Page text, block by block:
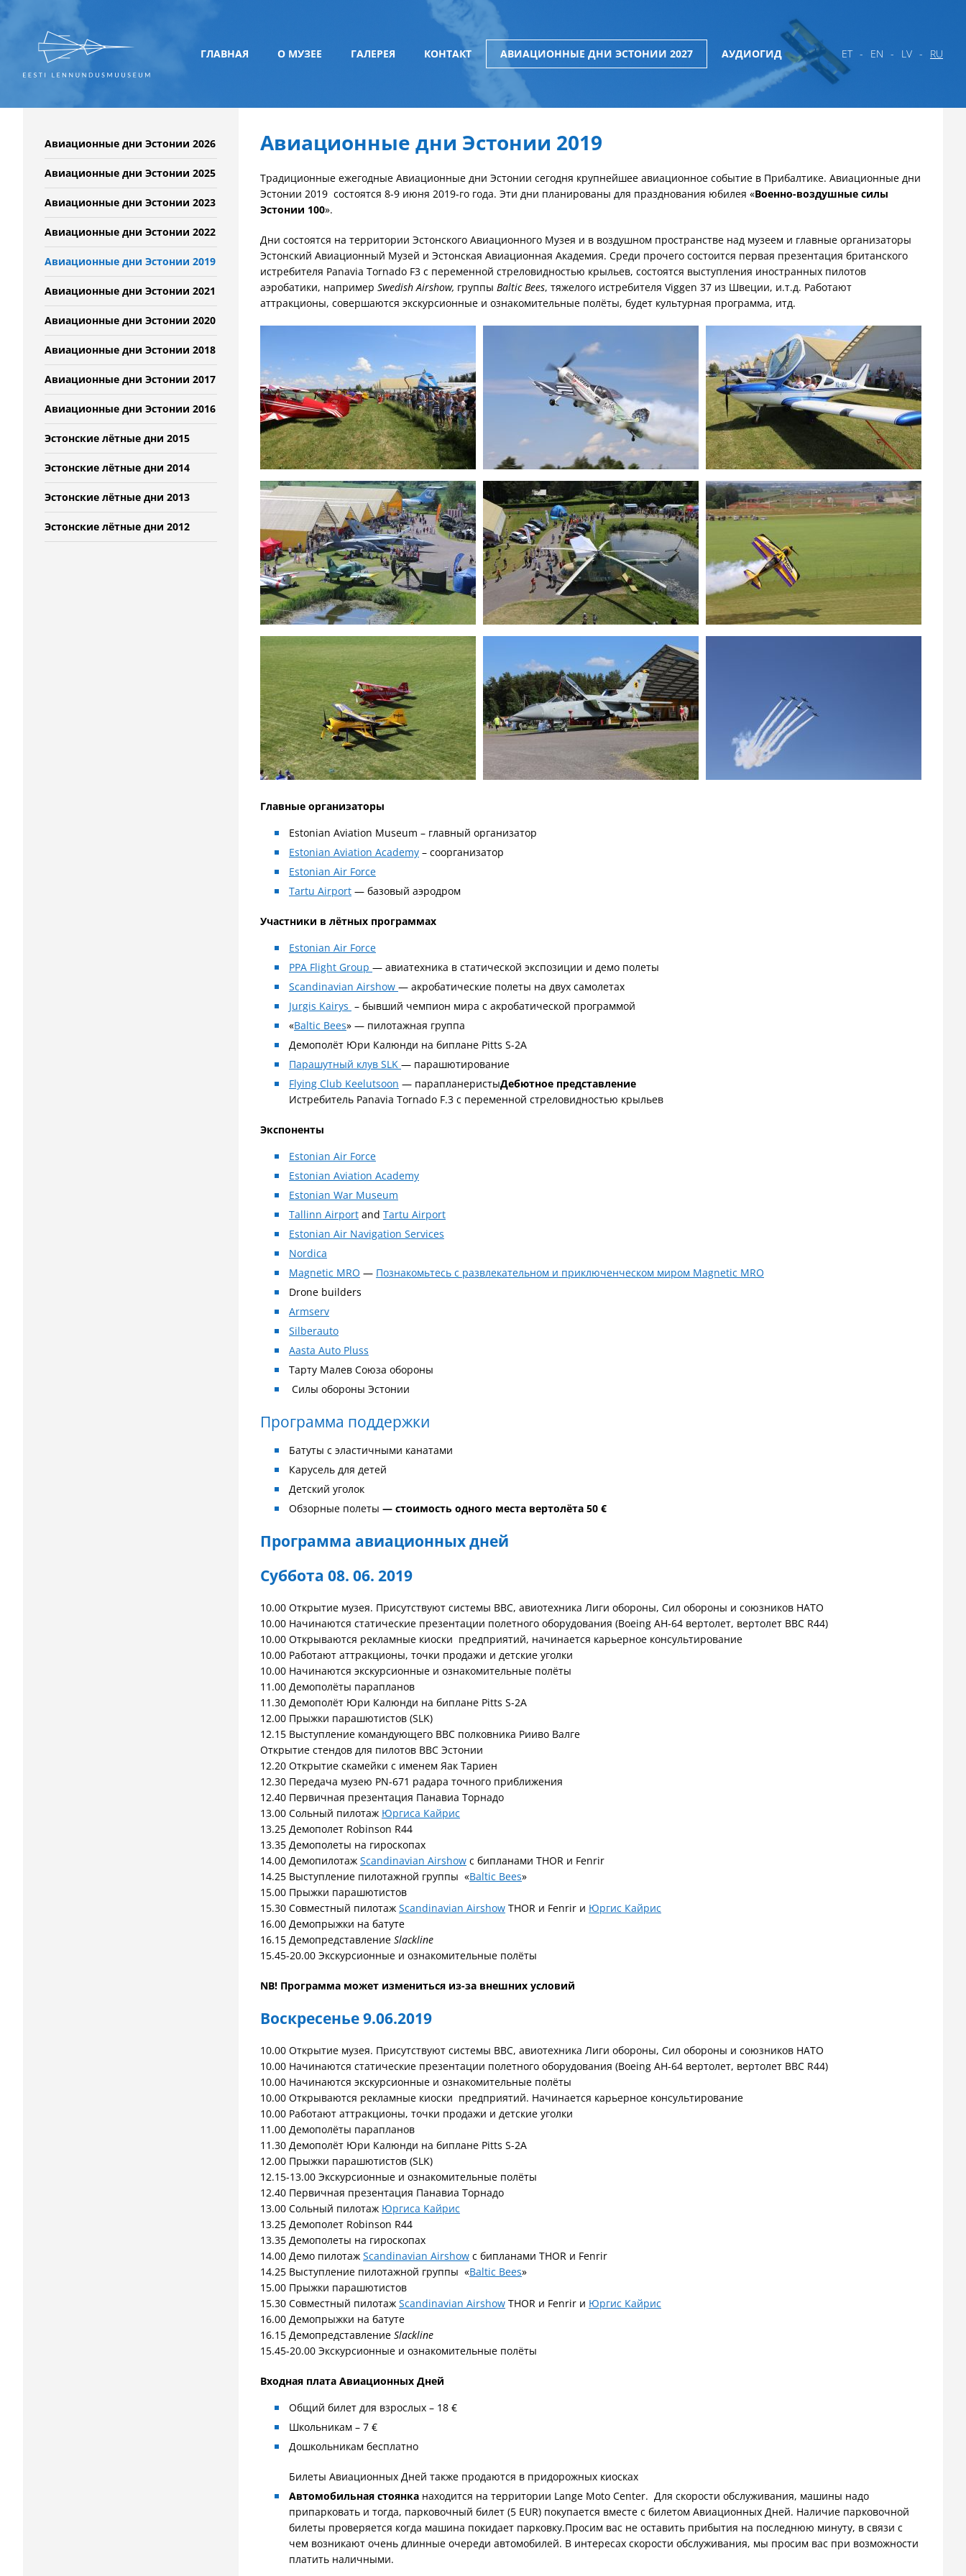
ET EN LV RU
ГЛАВНАЯ О МУЗЕЕ ГАЛЕРЕЯ КОНТАКТ АВИАЦИОННЫЕ ДНИ ЭСТОНИИ 2027 АУДИОГИД
Авиационные дни Эстонии 2026
Авиационные дни Эстонии 2025
Авиационные дни Эстонии 2023
Авиационные дни Эстонии 2022
Авиационные дни Эстонии 2019
Авиационные дни Эстонии 2021
Авиационные дни Эстонии 2020
Авиационные дни Эстонии 2018
Авиационные дни Эстонии 2017
Авиационные дни Эстонии 2016
Эстонские лётные дни 2015
Эстонские лётные дни 2014
Эстонские лётные дни 2013
Эстонские лётные дни 2012
Авиационные дни Эстонии 2019
Традиционные ежегодные Авиационные дни Эстонии сегодня крупнейшее авиационное событие в Прибалтике. Авиационные дни
Эстонии 2019 состоятся 8-9 июня 2019-го года. Эти дни планированы для празднования юбилея «Военно-воздушные силы
Эстонии 100».
Дни состоятся на территории Эстонского Авиационного Музея и в воздушном пространстве над музеем и главные организаторы
Эстонский Авиационный Музей и Эстонская Авиационная Академия. Среди прочего состоится первая презентация британского
истребителя Panavia Tornado F3 с переменной стреловидностью крыльев, состоятся выступления иностранных пилотов
аэробатики, например Swedish Airshow, группы Baltic Bees, тяжелого истребителя Viggen 37 из Швеции, и.т.д. Работают
аттракционы, совершаются экскурсионные и ознакомительные полёты, будет культурная программа, итд.
Главные организаторы
Estonian Aviation Museum – главный организатор
Estonian Aviation Academy – соорганизатор
Estonian Air Force
Tartu Airport — базовый аэродром
Участники в лётных программах
Estonian Air Force
PPA Flight Group — авиатехника в статической экспозиции и демо полеты
Scandinavian Airshow — акробатические полеты на двух самолетах
Jurgis Kairys – бывший чемпион мира с акробатической программой
«Baltic Bees» — пилотажная группа
Демополёт Юри Калюнди на биплане Pitts S-2A
Парашутный клув SLK — парашютирование
Flying Club Keelutsoon — парапланеристыДебютное представление
Истребитель Panavia Tornado F.3 с переменной стреловидностью крыльев
Экспоненты
Estonian Air Force
Estonian Aviation Academy
Estonian War Museum
Tallinn Airport and Tartu Airport
Estonian Air Navigation Services
Nordica
Magnetic MRO — Познакомьтесь с развлекательном и приключенческом миром Magnetic MRO
Drone builders
Armserv
Silberauto
Aasta Auto Pluss
Тарту Малев Союзa обороны
Силы обороны Эстонии
Программа поддержки
Батуты с эластичными канатами
Карусель для детей
Детский уголок
Обзорные полеты — стоимость одного места вертолёта 50 €
Программа авиационных дней
Суббота 08. 06. 2019
10.00 Открытие музея. Присутствуют системы ВВС, авиотехника Лиги обороны, Сил обороны и союзников НАТО
10.00 Начинаются статические презентации полетного оборудования (Boeing AH-64 вертолет, вертолет ВВС R44)
10.00 Открываются рекламные киоски предприятий, начинается карьерное консультирование
10.00 Работают аттракционы, точки продажи и детские уголки
10.00 Начинаются экскурсионные и ознакомительные полёты
11.00 Демополёты парапланов
11.30 Демополёт Юри Калюнди на биплане Pitts S-2A
12.00 Прыжки парашютистов (SLK)
12.15 Выступление командующего ВВС полковника Рииво Валге
Открытие стендов для пилотов ВВС Эстонии
12.20 Открытие скамейки с именем Яак Тариен
12.30 Передача музею PN-671 радара точного приближения
12.40 Первичная презентация Панавиа Торнадо
13.00 Сольный пилотаж Юргиса Кайрис
13.25 Демополет Robinson R44
13.35 Демополеты на гироскопах
14.00 Демопилотаж Scandinavian Airshow с бипланами THOR и Fenrir
14.25 Выступление пилотажной группы «Baltic Bees»
15.00 Прыжки парашютистов
15.30 Совместный пилотаж Scandinavian Airshow THOR и Fenrir и Юргис Кайрис
16.00 Демопрыжки на батуте
16.15 Демопредставление Slackline
15.45-20.00 Экскурсионные и ознакомительные полёты
NB! Программа может измениться из-за внешних условий
Воскресенье 9.06.2019
10.00 Открытие музея. Присутствуют системы ВВС, авиотехника Лиги обороны, Сил обороны и союзников НАТО
10.00 Начинаются статические презентации полетного оборудования (Boeing AH-64 вертолет, вертолет ВВС R44)
10.00 Начинаются экскурсионные и ознакомительные полёты
10.00 Открываются рекламные киоски предприятий. Начинается карьерное консультирование
10.00 Работают аттракционы, точки продажи и детские уголки
11.00 Демополёты парапланов
11.30 Демополёт Юри Калюнди на биплане Pitts S-2A
12.00 Прыжки парашютистов (SLK)
12.15-13.00 Экскурсионные и ознакомительные полёты
12.40 Первичная презентация Панавиа Торнадо
13.00 Сольный пилотаж Юргиса Кайрис
13.25 Демополет Robinson R44
13.35 Демополеты на гироскопах
14.00 Демо пилотаж Scandinavian Airshow с бипланами THOR и Fenrir
14.25 Выступление пилотажной группы «Baltic Bees»
15.00 Прыжки парашютистов
15.30 Совместный пилотаж Scandinavian Airshow THOR и Fenrir и Юргис Кайрис
16.00 Демопрыжки на батуте
16.15 Демопредставление Slackline
15.45-20.00 Экскурсионные и ознакомительные полёты
Входная плата Авиационных Дней
Общий билет для взрослых – 18 €
Школьникам – 7 €
Дошкольникам бесплатно
Билеты Авиационных Дней также продаются в придорожных киосках
Автомобильная стоянка находится на территории Lange Moto Center. Для скорости обслуживания, машины надо
припарковать и тогда, парковочный билет (5 EUR) покупается вместе с билетом Авиационных Дней. Наличие парковочной
билеты проверяется когда машина покидает парковку.Просим вас не оставить прибытия на последнюю минуту, в связи с
чем возникают очень длинные очереди автомобилей. В интересах скорости обслуживания, мы просим вас при возможности
платить наличными.